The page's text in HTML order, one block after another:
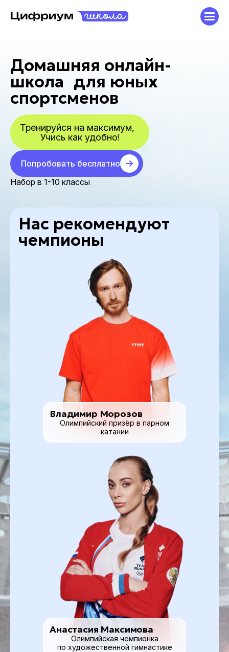
Домашняя онлайн-
школа для юных
спортсменов
Тренируйся на максимум,
Учись как удобно!
Попробовать бесплатно
Набор в 1-10 классы
Нас рекомендуют
чемпионы
Владимир Морозов
Олимпийский призёр в парном
катании
Анастасия Максимова
Олимпийская чемпионка
по художественной гимнастике